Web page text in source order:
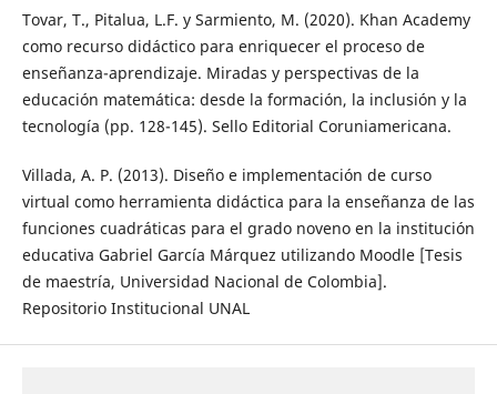
Tovar, T., Pitalua, L.F. y Sarmiento, M. (2020). Khan Academy
como recurso didáctico para enriquecer el proceso de
enseñanza-aprendizaje. Miradas y perspectivas de la
educación matemática: desde la formación, la inclusión y la
tecnología (pp. 128-145). Sello Editorial Coruniamericana.
Villada, A. P. (2013). Diseño e implementación de curso
virtual como herramienta didáctica para la enseñanza de las
funciones cuadráticas para el grado noveno en la institución
educativa Gabriel García Márquez utilizando Moodle [Tesis
de maestría, Universidad Nacional de Colombia].
Repositorio Institucional UNAL